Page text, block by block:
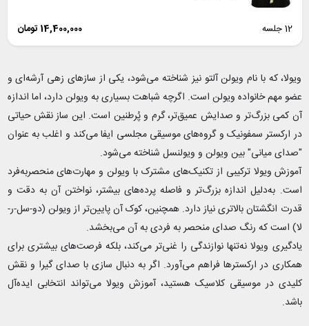
12 جلسه 14,400,000 تومان
ویولا، که با نام ویولن آلتو نیز شناخته می‌شود، یکی از سازهای زهی آرشه‌ای و
عضو مهم خانواده ویولن است. اگرچه شباهت بسیاری به ویولن دارد، اما اندازه
آن کمی بزرگ‌تر و صدایش عمیق‌تر، گرم و پُرطنین است. این ساز نقش حیاتی
در ارکستر سمفونیک و گروه‌های موسیقی مجلسی ایفا می‌کند و اغلب به عنوان
"صدای میانی" بین ویولن و ویولنسل شناخته می‌شود.
آموزش ویولا ترکیبی از تکنیک‌های مشترک با ویولن و مهارت‌های منحصربه‌فرد
است. به‌دلیل اندازه بزرگ‌تر و فاصله پرده‌های بیشتر، نواختن آن به دقت و
قدرت انگشتان بالاتری نیاز دارد. همچنین، کوک آن پایین‌تر از ویولن (دو-سل-ر-
لا) است که رنگ صدای منحصر به فردی به آن می‌بخشد.
یادگیری ویولا نه‌تنها نوازندگی را غنی‌تر می‌کند، بلکه فرصت‌های بیشتری برای
همکاری در ارکسترها فراهم می‌آورد. اگر به دنبال سازی با صدای گیرا و نقش
کلیدی در موسیقی کلاسیک هستید، آموزش ویولا می‌تواند انتخابی ایده‌آل
باشد.